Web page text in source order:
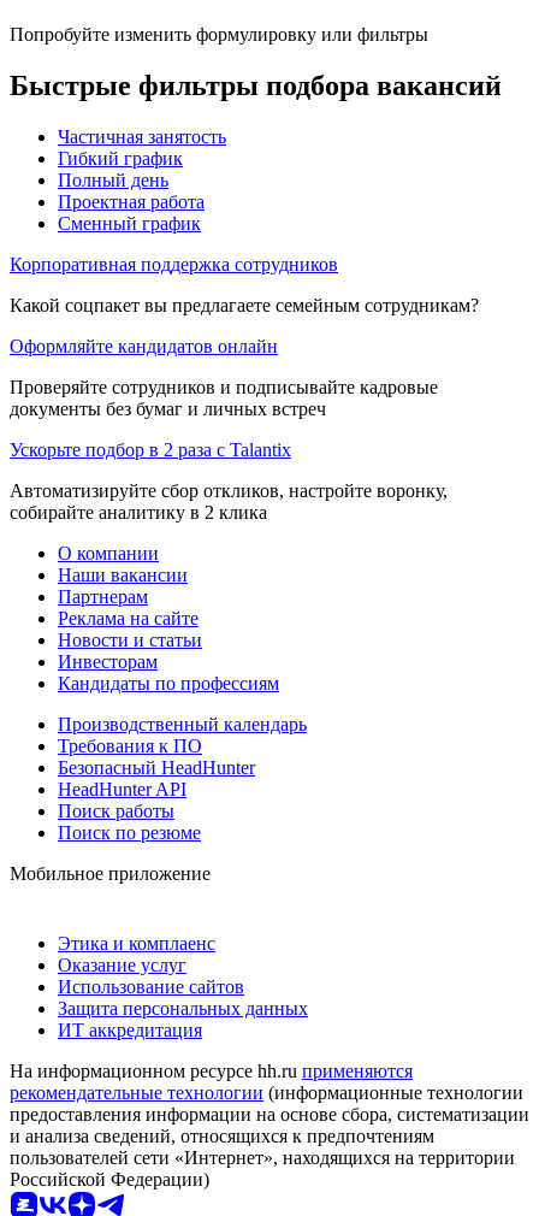
Попробуйте изменить формулировку или фильтры
Быстрые фильтры подбора вакансий
Частичная занятость
Гибкий график
Полный день
Проектная работа
Сменный график
Корпоративная поддержка сотрудников
Какой соцпакет вы предлагаете семейным сотрудникам?
Оформляйте кандидатов онлайн
Проверяйте сотрудников и подписывайте кадровые
документы без бумаг и личных встреч
Ускорьте подбор в 2 раза с Talantix
Автоматизируйте сбор откликов, настройте воронку,
собирайте аналитику в 2 клика
О компании
Наши вакансии
Партнерам
Реклама на сайте
Новости и статьи
Инвесторам
Кандидаты по профессиям
Производственный календарь
Требования к ПО
Безопасный HeadHunter
HeadHunter API
Поиск работы
Поиск по резюме
Мобильное приложение
Этика и комплаенс
Оказание услуг
Использование сайтов
Защита персональных данных
ИТ аккредитация
На информационном ресурсе hh.ru применяются
рекомендательные технологии (информационные технологии
предоставления информации на основе сбора, систематизации
и анализа сведений, относящихся к предпочтениям
пользователей сети «Интернет», находящихся на территории
Российской Федерации)